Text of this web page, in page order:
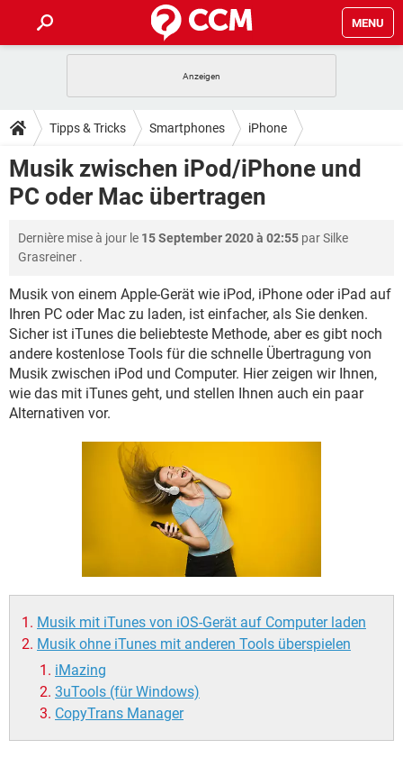
MENU
ANDROID IOS
WINDOWS 10 INSTAGRAM
WHATSAPP TIKTOK
TIPPS & TRICKS
SPIELE STREAMING
ANDROID IOS
INSTAGRAM
WHATSAPP TIKTOK
DOWNLOADS
SPIELE STREAMING
WINDOWS 10
WHATSAPP TIKTOK
FACEBOOK HARDWARE
FORUM
SPIELE STREAMING
WINDOWS 10 INSTAGRAM
WHATSAPP TIKTOK
LEXIKON
SPIELE STREAMING
ANDROID IOS
WINDOWS 10 INSTAGRAM
WHATSAPP TIKTOK
FACEBOOK
Tipps & Tricks Smartphones iPhone
Musik zwischen iPod/iPhone und
PC oder Mac übertragen
Dernière mise à jour le 15 September 2020 à 02:55 parSilke
Grasreiner .
Musik von einem Apple-Gerät wie iPod, iPhone oder iPad auf
Ihren PC oder Mac zu laden, ist einfacher, als Sie denken.
Sicher ist iTunes die beliebteste Methode, aber es gibt noch
andere kostenlose Tools für die schnelle Übertragung von
Musik zwischen iPod und Computer. Hier zeigen wir Ihnen,
wie das mit iTunes geht, und stellen Ihnen auch ein paar
Alternativen vor.
Musik mit iTunes von iOS-Gerät auf Computer laden
Musik ohne iTunes mit anderen Tools überspielen
iMazing
3uTools (für Windows)
CopyTrans Manager